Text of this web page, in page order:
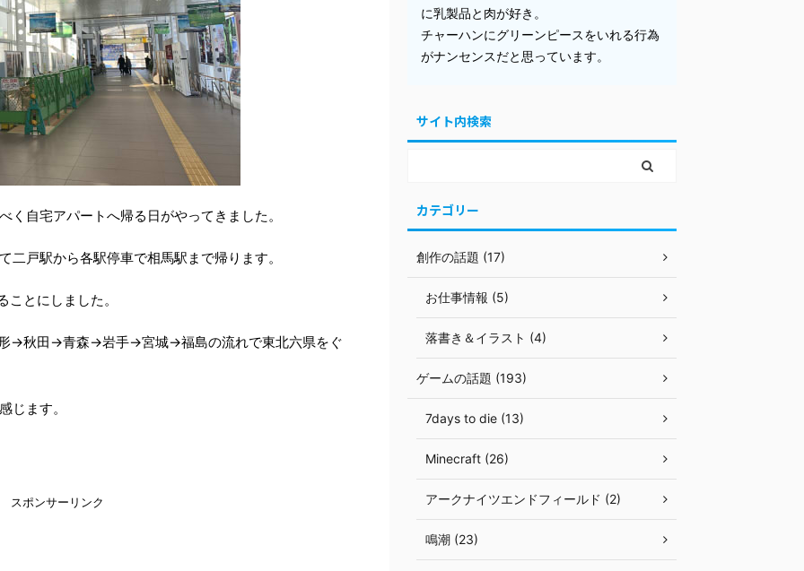
く自宅アパートへ帰る日がやってきました。
二戸駅から各駅停車で相馬駅まで帰ります。
とにしました。
→秋田→青森→岩手→宮城→福島の流れで東北六県をぐ
じます。
スポンサーリンク
に乳製品と肉が好き。
チャーハンにグリーンピースをいれる行為
がナンセンスだと思っています。
サイト内検索
カテゴリー
創作の話題 (17)
お仕事情報 (5)
落書き＆イラスト (4)
ゲームの話題 (193)
7days to die (13)
Minecraft (26)
アークナイツエンドフィールド (2)
鳴潮 (23)